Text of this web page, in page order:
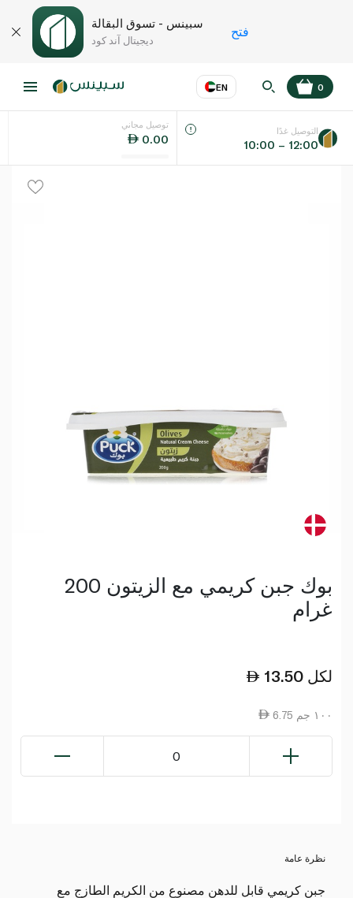
سبينس - تسوق البقالة
ديجيتال آند كود
فتح
EN
اللغة عر
0
توصيل مجاني
0.00
التوصيل غدًا
10:00 – 12:00
بوك جبن كريمي مع الزيتون 200
غرام
13.50 لكل
6.75 ١٠٠ جم
0
نظرة عامة
جبن كريمي قابل للدهن مصنوع من الكريم الطازج مع